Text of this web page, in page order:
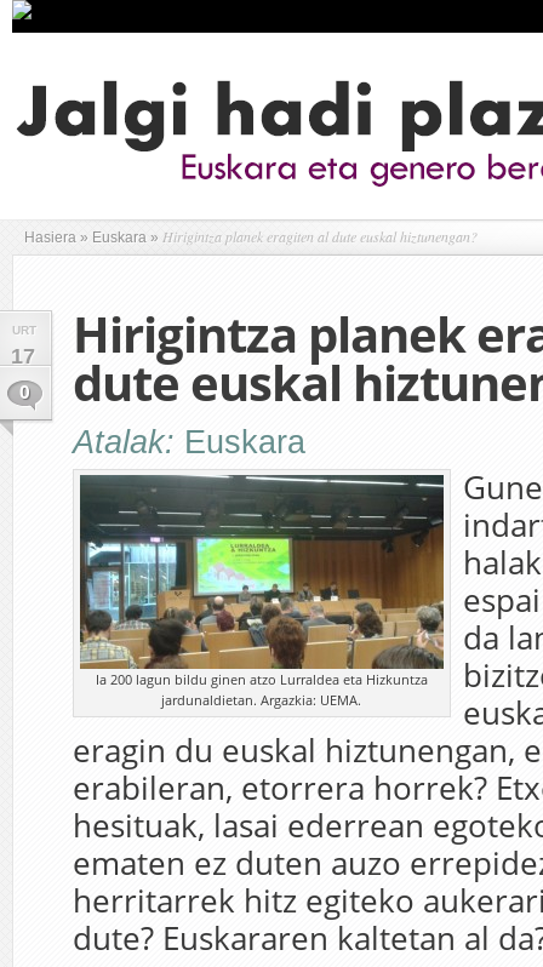
Hasiera » Euskara » Hirigintza planek eragiten al dute euskal hiztunengan?
URT
17
0
Hirigintza planek
dute euskal
Atalak: Euskara
Ia 200 lagun bildu ginen atzo Lurraldea eta Hizkuntza
jardunaldietan. Argazkia: UEMA.
da
eragin du euskal hiztunengan,
erabileran, etorrera horrek?
hesituak, lasai ederrean
ematen ez duten auzo
herritarrek hitz egiteko
dute? Euskararen kaltetan al